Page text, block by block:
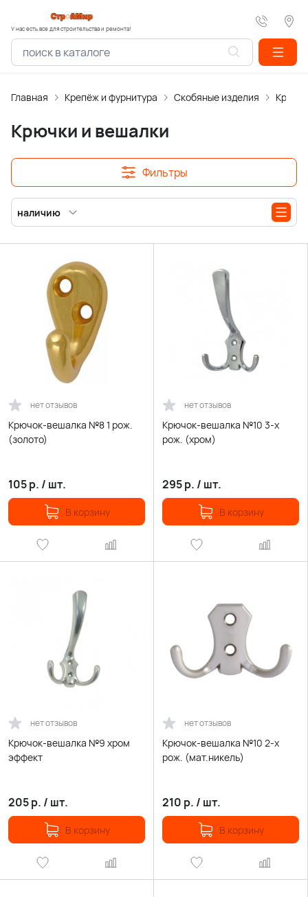
У нас есть все для строительства и ремонта!
Главная Крепёж и фурнитура Скобяные изделия
Крючки и вешалки
Фильтры
наличию
нет отзывов
Крючок-вешалка №8 1 рож.
(золото)
105р. / шт.
В корзину
нет отзывов
Крючок-вешалка №10 3-х
рож. (хром)
295р. / шт.
В корзину
нет отзывов
Крючок-вешалка №9 хром
эффект
205р. / шт.
В корзину
нет отзывов
Крючок-вешалка №10 2-х
рож. (мат.никель)
210 р. / шт.
В корзину